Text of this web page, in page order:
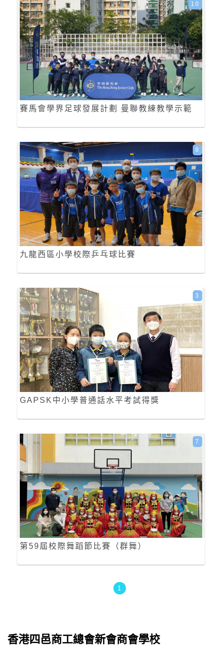
賽馬會學界足球發展計劃 曼聯教練教學示範
10
九龍西區小學校際乒乓球比賽
8
GAPSK中小學普通話水平考試得獎
3
第59屆校際舞蹈節比賽（群舞）
7
1
香港四邑商工總會新會商會學校